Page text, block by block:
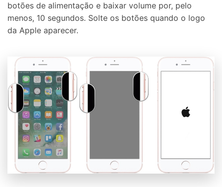
botões de alimentação e baixar volume por, pelo
menos, 10 segundos. Solte os botões quando o logo
da Apple aparecer.